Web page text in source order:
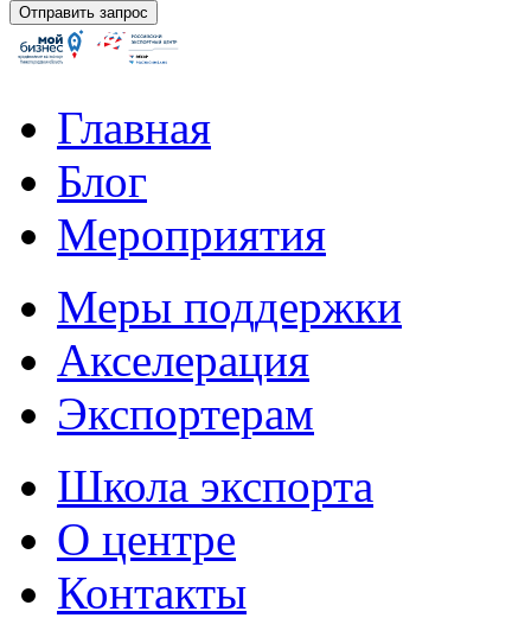
Главная
Блог
Мероприятия
Меры поддержки
Акселерация
Экспортерам
Школа экспорта
О центре
Контакты